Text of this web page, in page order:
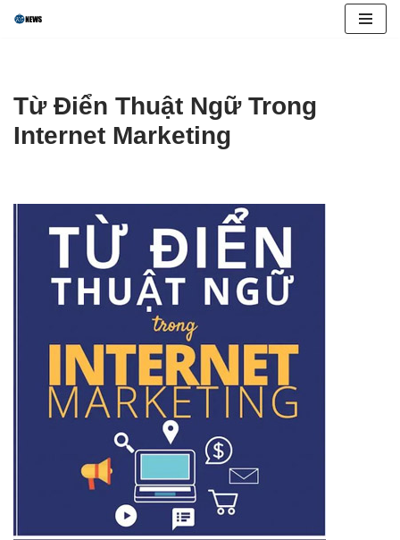
content
Từ Điển Thuật Ngữ Trong
Internet Marketing